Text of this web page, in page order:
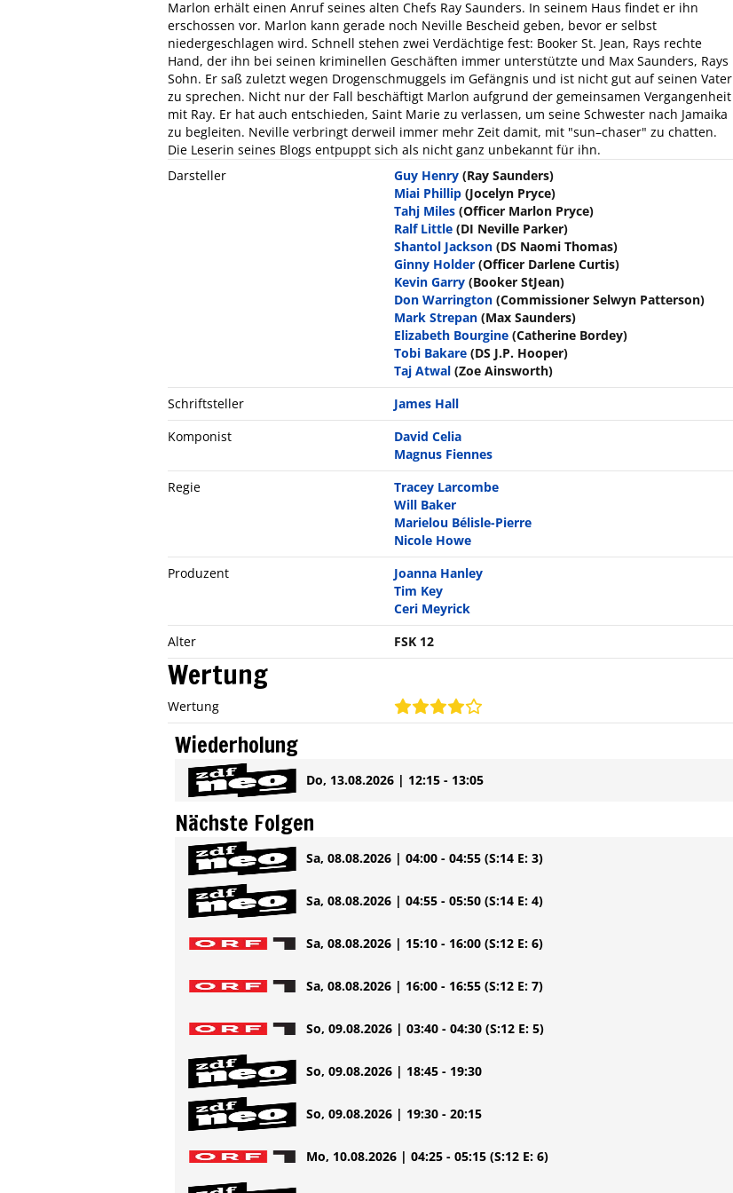
Marlon erhält einen Anruf seines alten Chefs Ray Saunders. In seinem Haus findet er ihn
erschossen vor. Marlon kann gerade noch Neville Bescheid geben, bevor er selbst
niedergeschlagen wird. Schnell stehen zwei Verdächtige fest: Booker St. Jean, Rays rechte
Hand, der ihn bei seinen kriminellen Geschäften immer unterstützte und Max Saunders, Rays
Sohn. Er saß zuletzt wegen Drogenschmuggels im Gefängnis und ist nicht gut auf seinen Vater
zu sprechen. Nicht nur der Fall beschäftigt Marlon aufgrund der gemeinsamen Vergangenheit
mit Ray. Er hat auch entschieden, Saint Marie zu verlassen, um seine Schwester nach Jamaika
zu begleiten. Neville verbringt derweil immer mehr Zeit damit, mit "sun–chaser" zu chatten.
Die Leserin seines Blogs entpuppt sich als nicht ganz unbekannt für ihn.
Darsteller
Guy Henry (Ray Saunders)
Miai Phillip (Jocelyn Pryce)
Tahj Miles (Officer Marlon Pryce)
Ralf Little (DI Neville Parker)
Shantol Jackson (DS Naomi Thomas)
Ginny Holder (Officer Darlene Curtis)
Kevin Garry (Booker StJean)
Don Warrington (Commissioner Selwyn Patterson)
Mark Strepan (Max Saunders)
Elizabeth Bourgine (Catherine Bordey)
Tobi Bakare (DS J.P. Hooper)
Taj Atwal (Zoe Ainsworth)
Schriftsteller
James Hall
Komponist
David Celia
Magnus Fiennes
Regie
Tracey Larcombe
Will Baker
Marielou Bélisle-Pierre
Nicole Howe
Produzent
Joanna Hanley
Tim Key
Ceri Meyrick
Alter
FSK 12
Wertung
Wertung
Wiederholung
Do, 13.08.2026 | 12:15 - 13:05
Nächste Folgen
Sa, 08.08.2026 | 04:00 - 04:55 (S:14 E: 3)
Sa, 08.08.2026 | 04:55 - 05:50 (S:14 E: 4)
Sa, 08.08.2026 | 15:10 - 16:00 (S:12 E: 6)
Sa, 08.08.2026 | 16:00 - 16:55 (S:12 E: 7)
So, 09.08.2026 | 03:40 - 04:30 (S:12 E: 5)
So, 09.08.2026 | 18:45 - 19:30
So, 09.08.2026 | 19:30 - 20:15
Mo, 10.08.2026 | 04:25 - 05:15 (S:12 E: 6)